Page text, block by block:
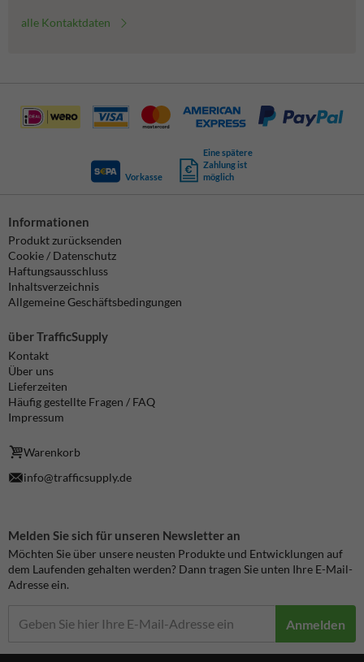
alle Kontaktdaten
Vorkasse
Eine spätere
Zahlung ist
möglich
Informationen
Produkt zurücksenden
Cookie / Datenschutz
Haftungsausschluss
Inhaltsverzeichnis
Allgemeine Geschäftsbedingungen
über TrafficSupply
Kontakt
Über uns
Lieferzeiten
Häufig gestellte Fragen / FAQ
Impressum
Warenkorb
info@trafficsupply.de
Melden Sie sich für unseren Newsletter an
Möchten Sie über unsere neusten Produkte und Entwicklungen auf
dem Laufenden gehalten werden? Dann tragen Sie unten Ihre E-Mail-
Adresse ein.
Anmelden